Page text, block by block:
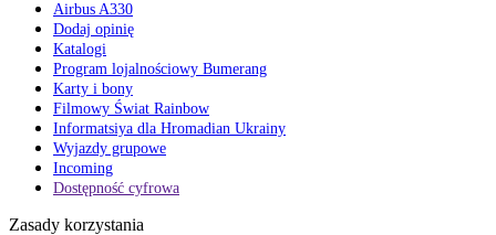
Airbus A330
Dodaj opinię
Katalogi
Program lojalnościowy Bumerang
Karty i bony
Filmowy Świat Rainbow
Informatsiya dla Hromadian Ukrainy
Wyjazdy grupowe
Incoming
Dostępność cyfrowa
Zasady korzystania